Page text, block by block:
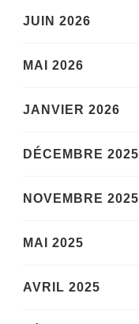
JUIN 2026
MAI 2026
JANVIER 2026
DÉCEMBRE 2025
NOVEMBRE 2025
MAI 2025
AVRIL 2025